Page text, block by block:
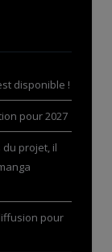
disponible !
pour 2027
du projet, il
pour